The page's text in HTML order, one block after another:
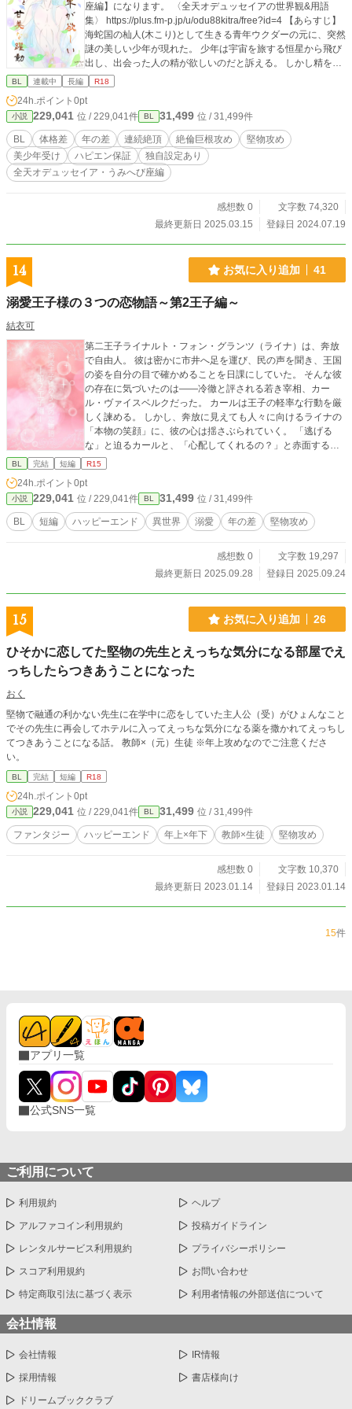
座編】になります。 〈全天オデュッセイアの世界観&用語
集〉 https://plus.fm-p.jp/u/odu88kitra/free?id=4 【あらすじ】
海蛇国の杣人(木こり)として生きる青年ウクダーの元に、突然
謎の美しい少年が現れた。 少年は宇宙を旅する恒星から飛び
出し、出会った人の精が欲しいのだと訴える。 しかし精を貰
うには、肌を重ねて深く身体を一つにしなければならない。
突然の申し出にウクダーは戸惑い、見知らぬ人と交合に想い
悩む。 一方で少年の美しさに心を奪われ、欲望に溺れたい衝
動にも駆られる。 なぜ少年は精が欲しいのか、そして少年の
正体とは？ 一時しかこの世界で過ごせない少年の為に、ウク
ダーが選んだ方法とは……｡ 真面目で堅物な青年ウクダー×純
新無垢で美しい少年ウォラーレ の、期間限定の愛の交わりを
【海蛇国の主な登場人物】 ■ウクダー 海蛇国唯一の杣人(木こ
り) 森の奥深くに住み、薪を割って生計を立てている。 真面
味がなかった。 ■ウォラーレ 突然空から落ちてきた謎多き美
しい少年。 人形の様に肌も髪も瞳も白く魅惑的だが、性格は
とても純粋で明るい。 森の中でうずくまっている所をウクダ
BL 連載中 長編 R18
24h.ポイント 0pt
小説 229,041 位 / 229,041件 BL 31,499 位 / 31,499件
BL 体格差 年の差 連続絶頂 絶倫巨根攻め
堅物攻め
美少年受け
ハピエン保証
独自設定あり
全天オデュッセイア・うみへび座編
感想数 0
文字数 74,320
最終更新日 2025.03.15
登録日 2024.07.19
14 お気に入り追加 41
溺愛王子様の３つの恋物語～第2王子編～
結衣可
第二王子ライナルト・フォン・グランツ（ライナ）は、奔放
で自由人。 彼は密かに市井へ足を運び、民の声を聞き、王国
の姿を自分の目で確かめることを日課にしていた。 そんな彼
の存在に気づいたのは――冷徹と評される若き宰相、カー
ル・ヴァイスベルクだった。 カールは王子の軽率な行動を厳
しく諫める。 しかし、奔放に見えても人々に向けるライナの
「本物の笑顔」に、彼の心は揺さぶられていく。 「逃げる
な」と迫るカールと、「心配してくれるの？」と赤面するラ
イナ。 危うくも甘いやり取りが続く中で、二人の距離は少し
BL 完結 短編 R15
24h.ポイント 0pt
小説 229,041 位 / 229,041件 BL 31,499 位 / 31,499件
BL 短編 ハッピーエンド 異世界 溺愛 年の差 堅物攻め
感想数 0
文字数 19,297
最終更新日 2025.09.28
登録日 2025.09.24
15 お気に入り追加 26
ひそかに恋してた堅物の先生とえっちな気分になる部屋でえ
っちしたらつきあうことになった
おく
堅物で融通の利かない先生に在学中に恋をしていた主人公（受）がひょんなこと
でその先生に再会してホテルに入ってえっちな気分になる薬を撒かれてえっちし
てつきあうことになる話。 教師×（元）生徒 ※年上攻めなのでご注意くださ
い。
BL 完結 短編 R18
24h.ポイント 0pt
小説 229,041 位 / 229,041件 BL 31,499 位 / 31,499件
ファンタジー ハッピーエンド 年上×年下 教師×生徒 堅物攻め
感想数 0
文字数 10,370
最終更新日 2023.01.14
登録日 2023.01.14
15件
アプリ一覧
公式SNS一覧
ご利用について
利用規約 ヘルプ
アルファコイン利用規約 投稿ガイドライン
レンタルサービス利用規約 プライバシーポリシー
スコア利用規約 お問い合わせ
特定商取引法に基づく表示 利用者情報の外部送信について
会社情報
会社情報 IR情報
採用情報 書店様向け
ドリームブッククラブ